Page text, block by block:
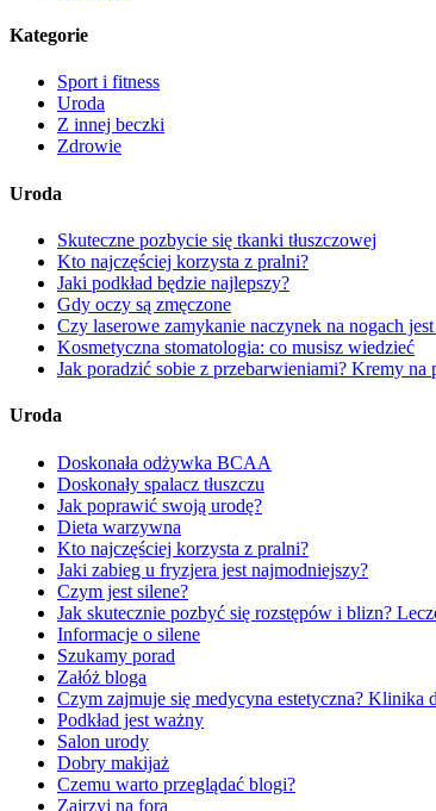
Kategorie
Sport i fitness
Uroda
Z innej beczki
Zdrowie
Uroda
Skuteczne pozbycie się tkanki tłuszczowej
Kto najczęściej korzysta z pralni?
Jaki podkład będzie najlepszy?
Gdy oczy są zmęczone
Czy laserowe zamykanie naczynek na nogach
Kosmetyczna stomatologia: co musisz wiedzieć
Jak poradzić sobie z przebarwieniami? Kremy
Uroda
Doskonała odżywka BCAA
Doskonały spalacz tłuszczu
Jak poprawić swoją urodę?
Dieta warzywna
Kto najczęściej korzysta z pralni?
Jaki zabieg u fryzjera jest najmodniejszy?
Czym jest silene?
Jak skutecznie pozbyć się rozstępów i blizn?
Informacje o silene
Szukamy porad
Załóż bloga
Czym zajmuje się medycyna estetyczna? Klinika
Podkład jest ważny
Salon urody
Dobry makijaż
Czemu warto przeglądać blogi?
Zajrzyj na fora